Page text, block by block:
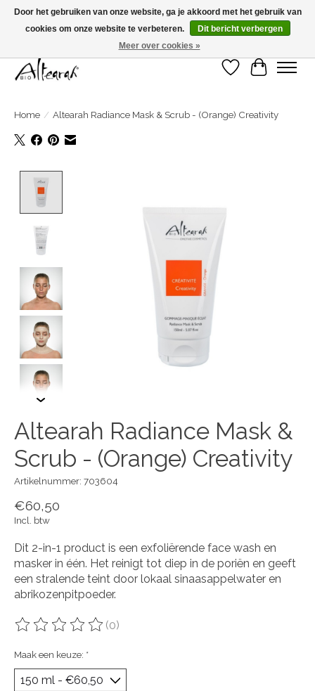
Zomersluiting >>> Bestel je in week 31-32-33, dan wordt je bestelling in week 34
Verlanglijst
Home / Altearah Radiance Mask & Scrub - (Orange) Creativity
Altearah Radiance Mask &
Scrub - (Orange) Creativity
Artikelnummer: 703604
€60,50
Incl. btw
Dit 2-in-1 product is een exfoliërende face wash en
masker in één. Het reinigt tot diep in de poriën en geeft
een stralende teint door lokaal sinaasappelwater en
abrikozenpitpoeder.
De beoordeling van dit product is
(0)
Maak een keuze: *
Door het gebruiken van onze website, ga je akkoord met het gebruik van
cookies om onze website te verbeteren.
Dit bericht verbergen
Meer over cookies »